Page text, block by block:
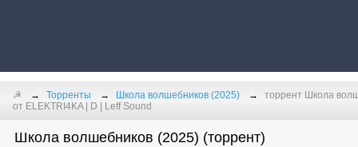
☭ Торренты Школа волшебников (2025)
торрент Школа
от ELEKTRI4KA | D | Leff Sound
Школа волшебников (2025) (торрент)